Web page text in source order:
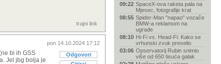
trajni link
pon 14.10.2024 17:12
Odgovori
bi ih GSS
Jel jbg bolja je
09:22 SpaceX-ova raketa pala na
Mjesec, fotografije krat
08:55 Spider-Man "napao" vozače
BMW-a reklamom na
ugrađe
08:10 Hi-Fi vs. Head-Fi: Kako se
vrhunski zvuk preselio
03:06 Opservatorij Rubin snimio
više od 650 tisuća galak